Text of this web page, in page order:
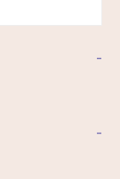
-
-